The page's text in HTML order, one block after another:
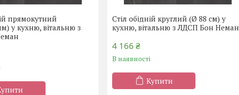
прямокутний
у кухню, вітальню з
Стіл обідній круглий (Ø 88 см) у
кухню, вітальню з ЛДСП Бон Неман
4 166 ₴
В наявності
Купити